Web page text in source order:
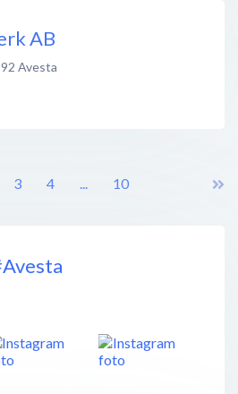
AB
Avesta
3 4 ... 10